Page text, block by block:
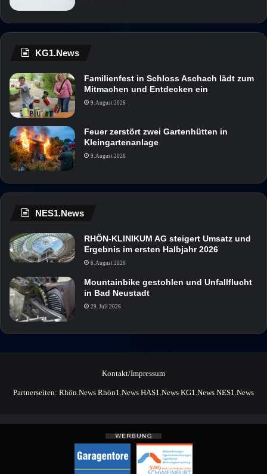
KG1.News
Familienfest in Schloss Aschach lädt zum
Mitmachen und Entdecken ein
9. August 2026
Feuer zerstört zwei Gartenhütten in
Kleingartenanlage
9. August 2026
NES1.News
RHÖN-KLINIKUM AG steigert Umsatz und
Ergebnis im ersten Halbjahr 2026
6. August 2026
Mountainbike gestohlen und Unfallflucht
in Bad Neustadt
29. Juli 2026
Kontakt/Impressum
Partnerseiten: Rhön.News Rhön1.News HAS1.News KG1.News NES1.News